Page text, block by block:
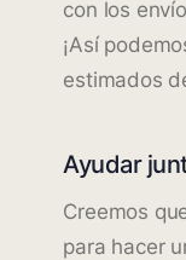
con los
¡Así
estimados
Ayudar
Creemos
para hacer